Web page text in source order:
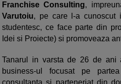
Franchise Consulting,
Varutoiu, pe care l-a cunoscut
studentesc, ce face parte din
Idei si Proiecte) si promoveaza
Tanarul in varsta de 26 de ani
business-ul focusat pe